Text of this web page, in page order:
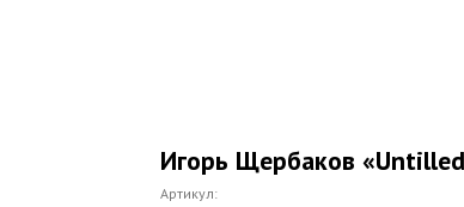
Игорь Щербаков
Артикул: